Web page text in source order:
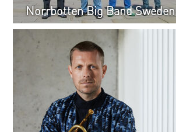
Norrbotten Big Band Sweden